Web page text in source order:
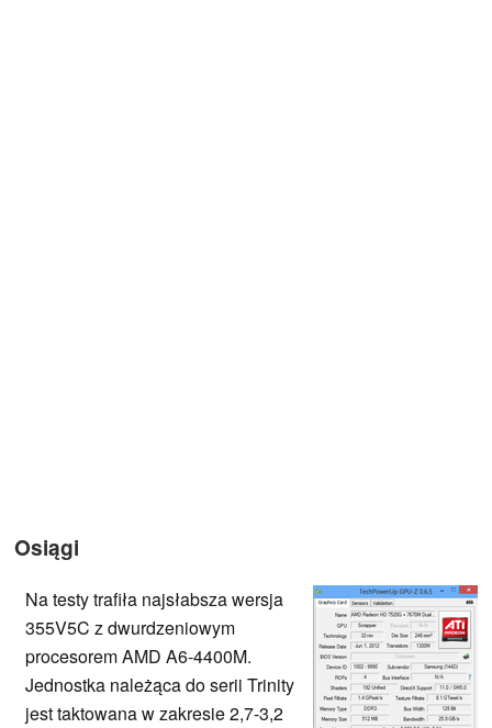
Osiągi
Na testy trafiła najsłabsza wersja
355V5C z dwurdzeniowym
procesorem AMD A6-4400M.
Jednostka należąca do serii Trinity
jest taktowana w zakresie 2,7-3,2